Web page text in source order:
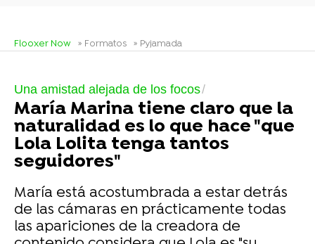
Flooxer Now » Formatos » Pyjamada